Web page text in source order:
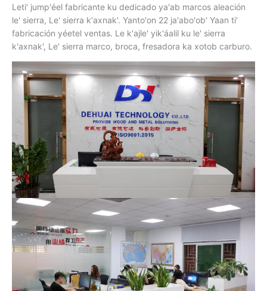
Leti' jump'éel fabricante ku dedicado ya'ab marcos aleación
le' sierra, Le' sierra k'axnak'. Yanto'on 22 ja'abo'ob' Yaan ti'
fabricación yéetel ventas. Le k'ajle' yik'áalil ku le' sierra
k'axnak', Le' sierra marco, broca, fresadora ka xotob carburo.